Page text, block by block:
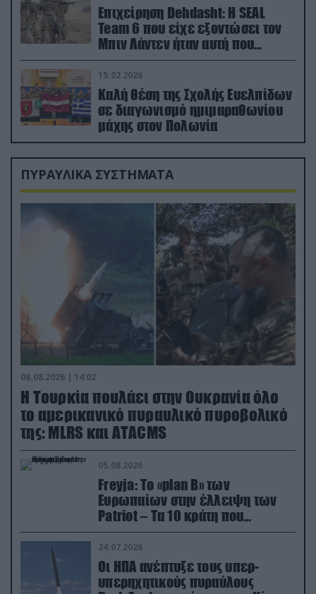
Επιχείρηση Dehdasht: Η SEAL
Team 6 που είχε εξοντώσει τον
Μπιν Λάντεν ήταν αυτή που
διέσωσε τον πιλότο του F-15
15.02.2026
Καλή θέση της Σχολής Ευελπίδων
σε διαγωνισμό ημιμαραθωνίου
μάχης στον Πολωνία
ΠΥΡΑΥΛΙΚΑ ΣΥΣΤΗΜΑΤΑ
08.08.2026 | 14:02
Η Τουρκία πουλάει στην Ουκρανία όλο
το αμερικανικό πυραυλικό πυροβολικό
της: MLRS και ΑΤΑCMS
05.08.2026
Freyja: Το «plan Β» των
Ευρωπαίων στην έλλειψη των
Patriot – Τα 10 κράτη που
συμμετέχουν στο δίκτυο
συνεργασίας
24.07.2026
Οι ΗΠΑ ανέπτυξε τους υπερ-
υπερηχητικούς πυραύλους